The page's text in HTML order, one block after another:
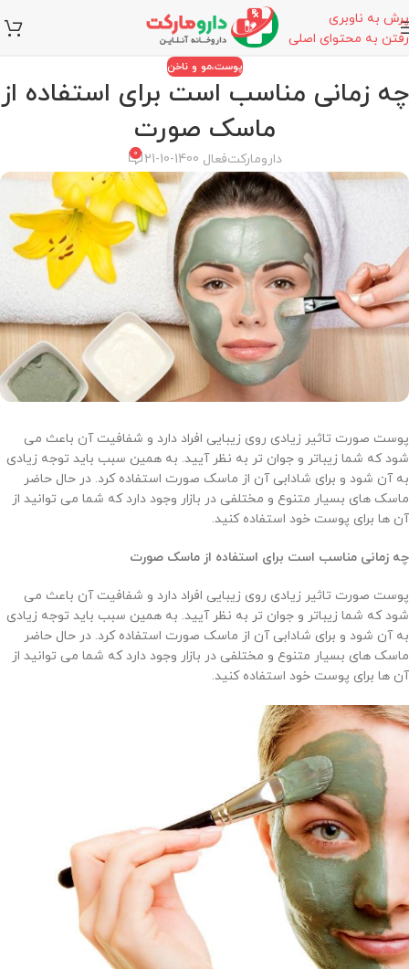
پرش به ناوبری
رفتن به محتوای اصلی
پوست،مو و ناخن
چه زمانی مناسب است برای استفاده از
ماسک صورت
دارومارکتفعال 1400-10-21 0
پوست صورت تاثیر زیادی روی زیبایی افراد دارد و شفافیت آن باعث می
شود که شما زیباتر و جوان تر به نظر آیید. به همین سبب باید توجه زیادی
به آن شود و برای شادابی آن از ماسک صورت استفاده کرد. در حال حاضر
ماسک های بسیار متنوع و مختلفی در بازار وجود دارد که شما می توانید از
آن ها برای پوست خود استفاده کنید.
چه زمانی مناسب است برای استفاده از ماسک صورت
پوست صورت تاثیر زیادی روی زیبایی افراد دارد و شفافیت آن باعث می
شود که شما زیباتر و جوان تر به نظر آیید. به همین سبب باید توجه زیادی
به آن شود و برای شادابی آن از ماسک صورت استفاده کرد. در حال حاضر
ماسک های بسیار متنوع و مختلفی در بازار وجود دارد که شما می توانید از
آن ها برای پوست خود استفاده کنید.